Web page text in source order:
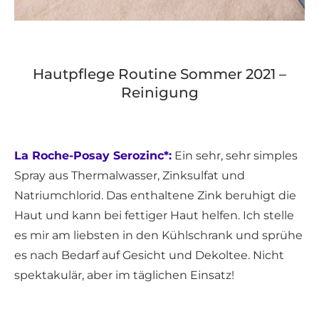
Hautpflege Routine Sommer 2021 –
Reinigung
La Roche-Posay Serozinc*: Ein sehr, sehr simples
Spray aus Thermalwasser, Zinksulfat und
Natriumchlorid. Das enthaltene Zink beruhigt die
Haut und kann bei fettiger Haut helfen. Ich stelle
es mir am liebsten in den Kühlschrank und sprühe
es nach Bedarf auf Gesicht und Dekoltee. Nicht
spektakulär, aber im täglichen Einsatz!